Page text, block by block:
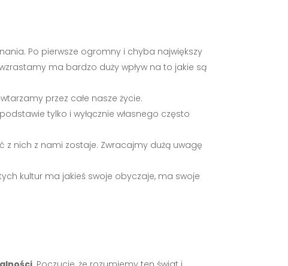
Po pierwsze ogromny i chyba największy
ma bardzo duży wpływ na to jakie są
przez całe nasze życie.
tylko i wyłącznie własnego często
z nich z nami zostaje. Zwracajmy dużą uwagę
kultur ma jakieś swoje obyczaje, ma swoje